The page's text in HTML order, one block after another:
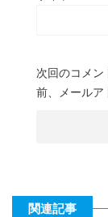
次回のコメン
前、メールア
関連記事